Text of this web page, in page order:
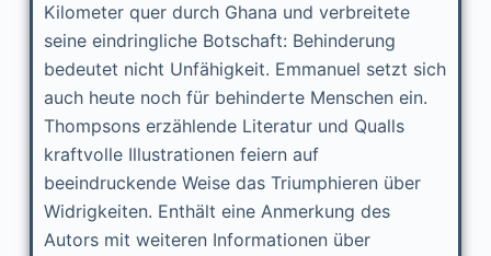
Kilometer quer durch Ghana und verbreitete
seine eindringliche Botschaft: Behinderung
bedeutet nicht Unfähigkeit. Emmanuel setzt sich
auch heute noch für behinderte Menschen ein.
Thompsons erzählende Literatur und Qualls
kraftvolle Illustrationen feiern auf
beeindruckende Weise das Triumphieren über
Widrigkeiten. Enthält eine Anmerkung des
Autors mit weiteren Informationen über